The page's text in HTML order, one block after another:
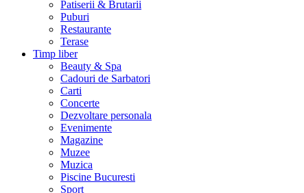
Patiserii & Brutarii
Puburi
Restaurante
Terase
Timp liber
Beauty & Spa
Cadouri de Sarbatori
Carti
Concerte
Dezvoltare personala
Evenimente
Magazine
Muzee
Muzica
Piscine Bucuresti
Sport